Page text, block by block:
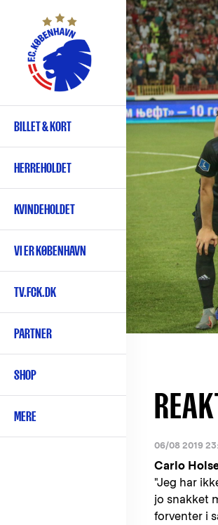
hovedindhold
Primær
navigation
BILLET & KORT
HERREHOLDET
KVINDEHOLDET
VI ER KØBENHAVN
TV.FCK.DK
PARTNER
SHOP
MERE
06/08 2019
Carlo
"Jeg har
jo snakket
forventer i